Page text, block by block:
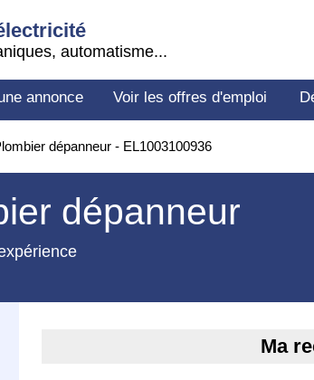
automatisme...
annonce Voir les offres d'emploi
dépanneur - EL1003100936
dépanneur
Ma